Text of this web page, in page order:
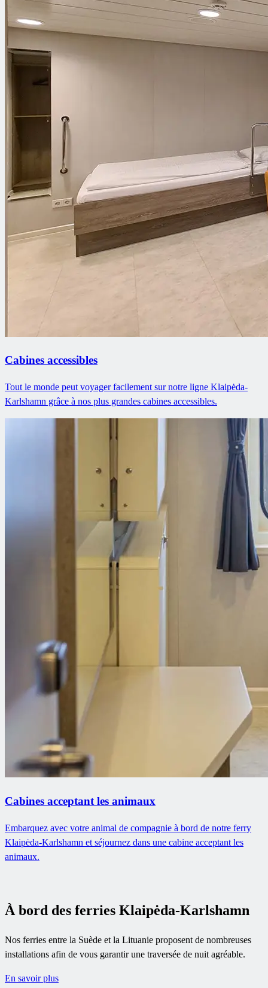
Cabines accessibles
Tout le monde peut voyager facilement sur notre ligne Klaipėda-
Karlshamn grâce à nos plus grandes cabines accessibles.
Cabines acceptant les animaux
Embarquez avec votre animal de compagnie à bord de notre ferry
Klaipėda-Karlshamn et séjournez dans une cabine acceptant les
animaux.
À bord des ferries Klaipėda-Karlshamn
Nos ferries entre la Suède et la Lituanie proposent de nombreuses
installations afin de vous garantir une traversée de nuit agréable.
En savoir plus